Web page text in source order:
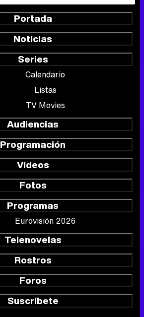
Portada
Noticias
Series
Calendario
Listas
TV Movies
Audiencias
Programación
Vídeos
Fotos
Programas
Eurovisión 2026
Telenovelas
Rostros
Foros
Suscríbete